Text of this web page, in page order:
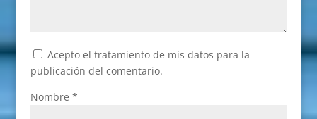
Acepto el tratamiento de mis datos para la
publicación del comentario.
Nombre *